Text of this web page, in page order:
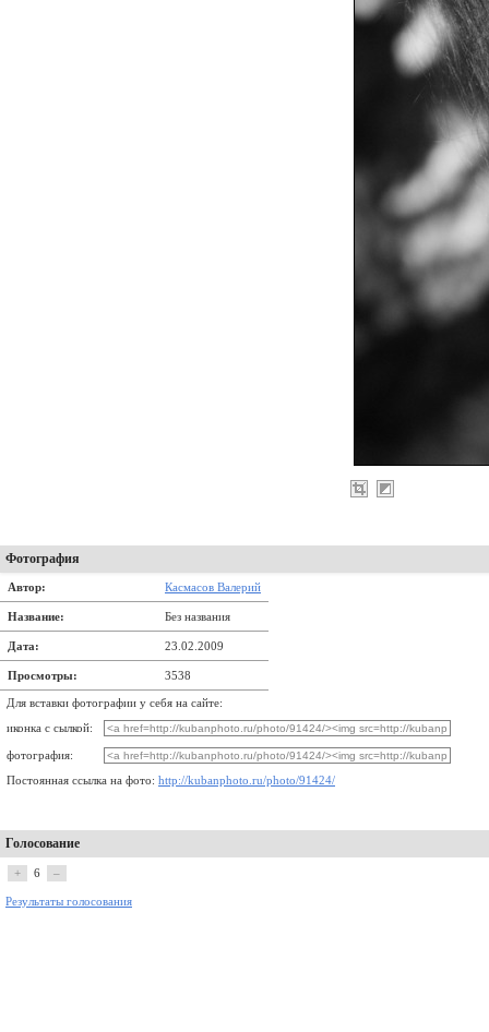
Фотография
Автор: Касмасов Валерий
Название: Без названия
Дата: 23.02.2009
Просмотры: 3538
Для вставки фотографии у себя на сайте:
иконка с сылкой:
фотография:
Постоянная ссылка на фото: http://kubanphoto.ru/photo/91424/
Голосование
+ 6 –
Результаты голосования